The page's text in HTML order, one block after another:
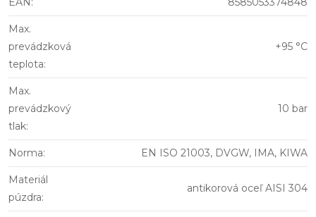
Max.
prevádzková
teplota:
+95 °C
Max.
prevádzkový
tlak:
10 bar
Norma: EN ISO 21003, DVGW, IMA, KIWA
Materiál
púzdra:
antikorová oceľ AISI 304